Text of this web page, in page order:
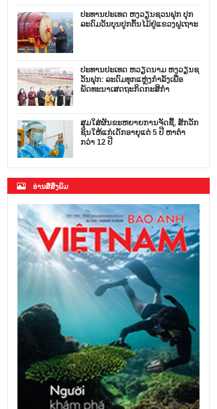
ປະທານປະເທດ ຫງວຽນຊວນຟຸກ ປຸກ
ລະດົມວັນບຸນປູກຕົ້ນໄມ້ຢູ່ແຂວງຝູເຖາະ
ປະທານປະເທດ ຫວຽດນາມ ຫງວຽນຊ
ວັນຟຸກ: ລະດົມທຸກແຫຼ່ງກຳລັງເພື່ອ
ພັດທະນາເສດຖະກິດກະສິກຳ
ສຸມໃສ່ຜັນຂະຫຍາຍການຈັດຊື້, ສັກວັກ
ຊິນໃຫ້ແກ່ເດັກອາຍຸແຕ່ 5 ປີ ຫາຕ່ຳ
ກວ່າ 12 ປີ
ອ່ານສື່ສິ່ງພິມ